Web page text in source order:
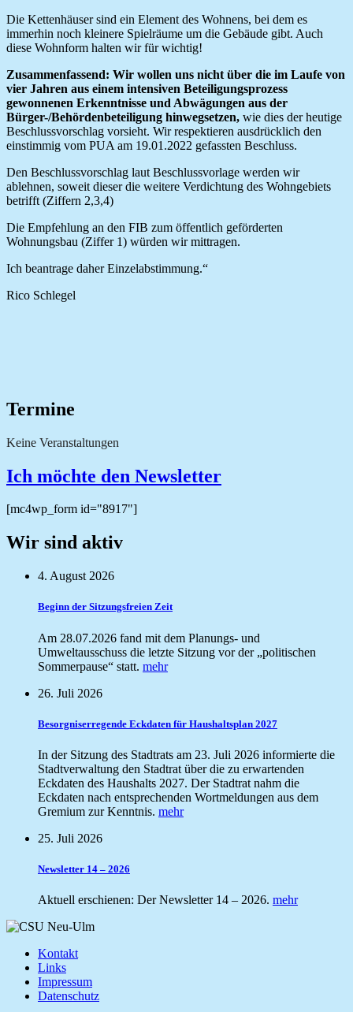
Die Kettenhäuser sind ein Element des Wohnens, bei dem es
immerhin noch kleinere Spielräume um die Gebäude gibt. Auch
diese Wohnform halten wir für wichtig!
Zusammenfassend: Wir wollen uns nicht über die im Laufe von
vier Jahren aus einem intensiven Beteiligungsprozess
gewonnenen Erkenntnisse und Abwägungen aus der
Bürger-/Behördenbeteiligung hinwegsetzen, wie dies der heutige
Beschlussvorschlag vorsieht. Wir respektieren ausdrücklich den
einstimmig vom PUA am 19.01.2022 gefassten Beschluss.
Den Beschlussvorschlag laut Beschlussvorlage werden wir
ablehnen, soweit dieser die weitere Verdichtung des Wohngebiets
betrifft (Ziffern 2,3,4)
Die Empfehlung an den FIB zum öffentlich geförderten
Wohnungsbau (Ziffer 1) würden wir mittragen.
Ich beantrage daher Einzelabstimmung.“
Rico Schlegel
Termine
Keine Veranstaltungen
Ich möchte den Newsletter
[mc4wp_form id="8917"]
Wir sind aktiv
4. August 2026
Beginn der Sitzungsfreien Zeit
Am 28.07.2026 fand mit dem Planungs- und
Umweltausschuss die letzte Sitzung vor der „politischen
Sommerpause“ statt. mehr
26. Juli 2026
Besorgniserregende Eckdaten für Haushaltsplan 2027
In der Sitzung des Stadtrats am 23. Juli 2026 informierte die
Stadtverwaltung den Stadtrat über die zu erwartenden
Eckdaten des Haushalts 2027. Der Stadtrat nahm die
Eckdaten nach entsprechenden Wortmeldungen aus dem
Gremium zur Kenntnis. mehr
25. Juli 2026
Newsletter 14 – 2026
Aktuell erschienen: Der Newsletter 14 – 2026. mehr
Kontakt
Links
Impressum
Datenschutz